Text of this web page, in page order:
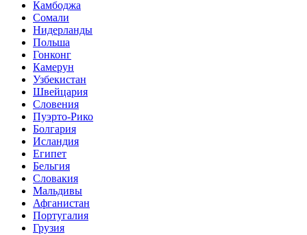
Камбоджа
Сомали
Нидерланды
Польша
Гонконг
Камерун
Узбекистан
Швейцария
Словения
Пуэрто-Рико
Болгария
Исландия
Египет
Бельгия
Словакия
Мальдивы
Афганистан
Португалия
Грузия